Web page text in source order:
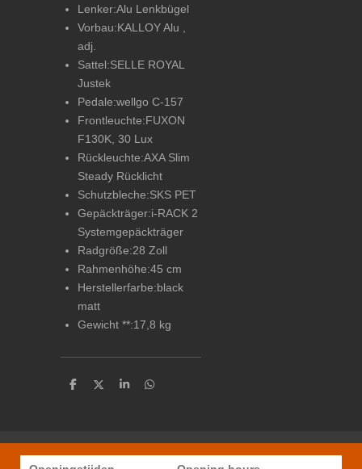
Lenker:Alu Lenkbügel
Vorbau:KALLOY Alu ,
adj.
Sattel:SELLE ROYAL
Justek
Pedale:wellgo C-157
Frontleuchte:FUXON
F130K, 30 Lux
Rückleuchte:AXA Slim
Steady Rücklicht
Schutzbleche:SKS PET
Gepäckträger:i-RACK 2
Systemgepäckträger
Radgröße:28 Zoll
Rahmenhöhe:45 cm
Herstellerfarbe:black
matt
Gewicht **:17,8 kg
D
D
S
D